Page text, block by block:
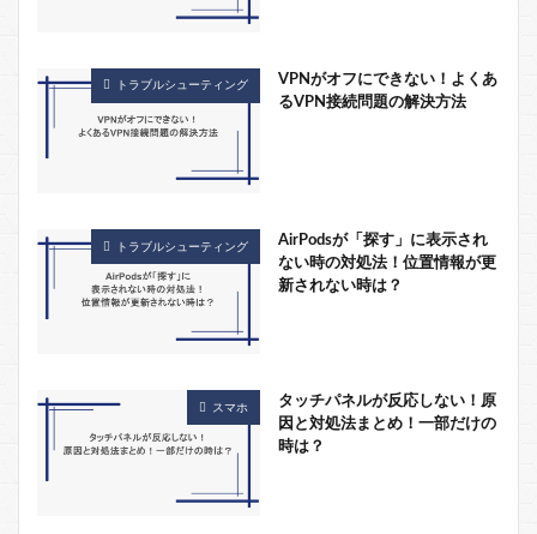
トラブルシューティング
VPNがオフにできない！よくあ
るVPN接続問題の解決方法
トラブルシューティング
AirPodsが「探す」に表示され
ない時の対処法！位置情報が更
新されない時は？
スマホ
タッチパネルが反応しない！原
因と対処法まとめ！一部だけの
時は？